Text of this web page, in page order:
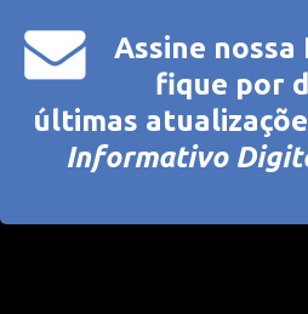
Assine
fique por
últimas
Informativo